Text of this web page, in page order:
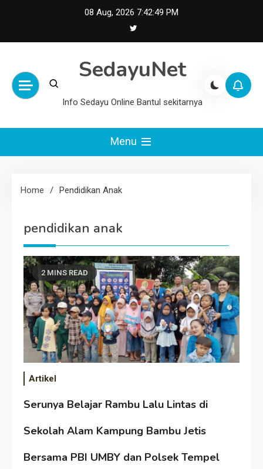
08 Aug, 2026 7:42:49 PM
SedayuNet
Info Sedayu Online Bantul sekitarnya
Menu
Home Pendidikan Anak
pendidikan anak
2 MINS READ
Artikel
Serunya Belajar Rambu Lalu Lintas di
Sekolah Alam Kampung Bambu Jetis
Bersama PBI UMBY dan Polsek Tempel